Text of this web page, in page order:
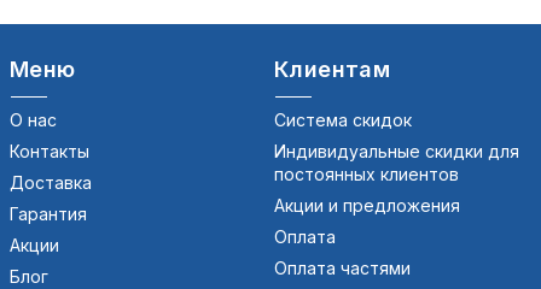
Меню
О нас
Контакты
Доставка
Гарантия
Акции
Блог
Клиентам
Система скидок
Индивидуальные скидки для
постоянных клиентов
Акции и предложения
Оплата
Оплата частями